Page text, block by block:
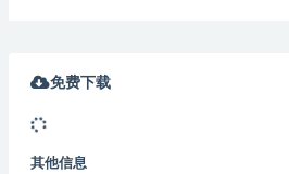
免费下载
其他信息